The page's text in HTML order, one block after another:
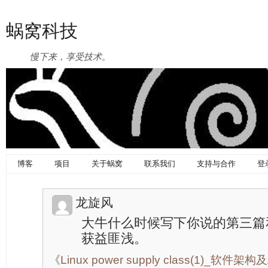
蜗窝科技
慢下来，享受技术。
博客 项目 关于蜗窝 联系我们 支持与合作 登
龙旋风
大牛什么时候写下你说的第三
获益匪浅。
《Linux power supply class(1)_软件架构